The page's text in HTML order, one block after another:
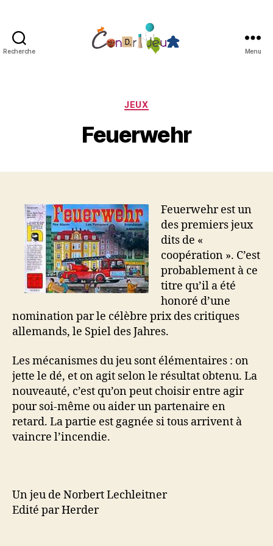
Recherche Menu
Catégories
JEUX
Feuerwehr
Feuerwehr est un
des premiers jeux
dits de «
coopération ». C’est
probablement à ce
titre qu’il a été
honoré d’une
nomination par le célèbre prix des critiques
allemands, le Spiel des Jahres.
Les mécanismes du jeu sont élémentaires : on
jette le dé, et on agit selon le résultat obtenu. La
nouveauté, c’est qu’on peut choisir entre agir
pour soi-même ou aider un partenaire en
retard. La partie est gagnée si tous arrivent à
vaincre l’incendie.
Un jeu de Norbert Lechleitner
Edité par Herder